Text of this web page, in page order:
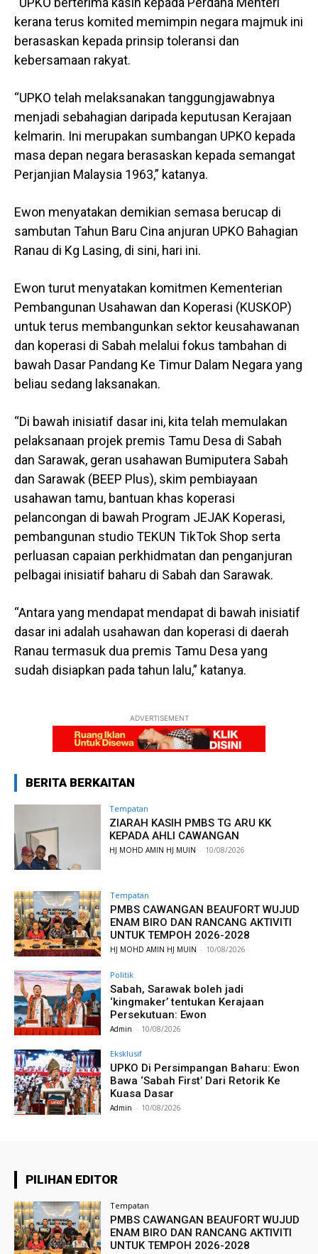
kerana terus komited memimpin negara majmuk ini
berasaskan kepada prinsip toleransi dan
kebersamaan rakyat.
“UPKO telah melaksanakan tanggungjawabnya
menjadi sebahagian daripada keputusan Kerajaan
kelmarin. Ini merupakan sumbangan UPKO kepada
masa depan negara berasaskan kepada semangat
Perjanjian Malaysia 1963,” katanya.
Ewon menyatakan demikian semasa berucap di
sambutan Tahun Baru Cina anjuran UPKO Bahagian
Ranau di Kg Lasing, di sini, hari ini.
Ewon turut menyatakan komitmen Kementerian
Pembangunan Usahawan dan Koperasi (KUSKOP)
untuk terus membangunkan sektor keusahawanan
dan koperasi di Sabah melalui fokus tambahan di
bawah Dasar Pandang Ke Timur Dalam Negara yang
beliau sedang laksanakan.
“Di bawah inisiatif dasar ini, kita telah memulakan
pelaksanaan projek premis Tamu Desa di Sabah
dan Sarawak, geran usahawan Bumiputera Sabah
dan Sarawak (BEEP Plus), skim pembiayaan
usahawan tamu, bantuan khas koperasi
pelancongan di bawah Program JEJAK Koperasi,
pembangunan studio TEKUN TikTok Shop serta
perluasan capaian perkhidmatan dan penganjuran
pelbagai inisiatif baharu di Sabah dan Sarawak.
“Antara yang mendapat mendapat di bawah inisiatif
dasar ini adalah usahawan dan koperasi di daerah
Ranau termasuk dua premis Tamu Desa yang
sudah disiapkan pada tahun lalu,” katanya.
ADVERTISEMENT
BERITA BERKAITAN
Tempatan
ZIARAH KASIH PMBS TG ARU KK
KEPADA AHLI CAWANGAN
HJ MOHD AMIN HJ MUIN - 10/08/2026
Tempatan
PMBS CAWANGAN BEAUFORT WUJUD
ENAM BIRO DAN RANCANG AKTIVITI
UNTUK TEMPOH 2026-2028
HJ MOHD AMIN HJ MUIN - 10/08/2026
Politik
Sabah, Sarawak boleh jadi
‘kingmaker’ tentukan Kerajaan
Persekutuan: Ewon
Admin - 10/08/2026
Eksklusif
UPKO Di Persimpangan Baharu: Ewon
Bawa ‘Sabah First’ Dari Retorik Ke
Kuasa Dasar
Admin - 10/08/2026
PILIHAN EDITOR
Tempatan
PMBS CAWANGAN BEAUFORT WUJUD
ENAM BIRO DAN RANCANG AKTIVITI
UNTUK TEMPOH 2026-2028